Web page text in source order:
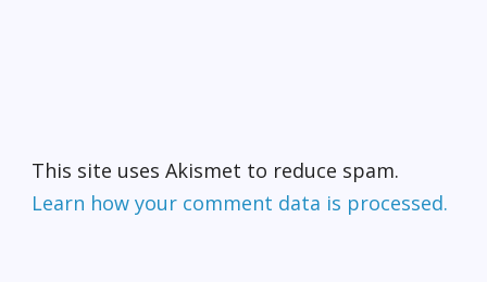
This site uses Akismet to reduce spam.
Learn how your comment data is processed.